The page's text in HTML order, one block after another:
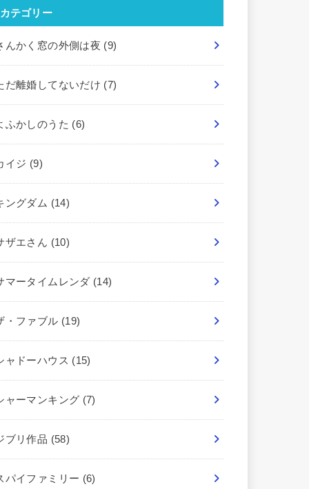
カテゴリー
んかく窓の外側は夜 (9)
だ離婚してないだけ (7)
ふかしのうた (6)
イジ (9)
ングダム (14)
ザエさん (10)
マータイムレンダ (14)
・ファブル (19)
ャドーハウス (15)
ャーマンキング (7)
ブリ作品 (58)
パイファミリー (6)